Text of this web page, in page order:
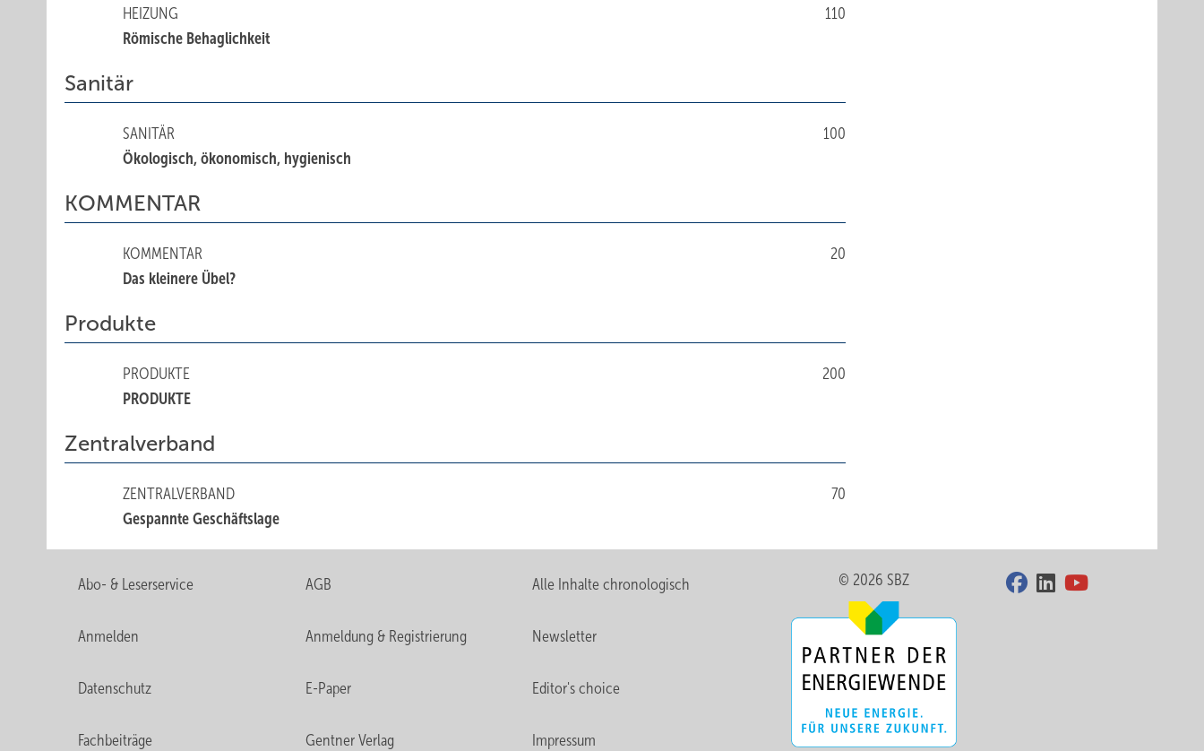
110
HEIZUNG
Römische Behaglichkeit
Sanitär
100
SANITÄR
Ökologisch, ökonomisch, hygienisch
KOMMENTAR
20
KOMMENTAR
Das kleinere Übel?
Produkte
200
PRODUKTE
PRODUKTE
Zentralverband
70
ZENTRALVERBAND
Gespannte Geschäftslage
Abo- & Leserservice AGB Alle Inhalte chronologisch
Anmelden Anmeldung & Registrierung Newsletter
Datenschutz E-Paper Editor's choice
Fachbeiträge Gentner Verlag Impressum
© 2026 SBZ